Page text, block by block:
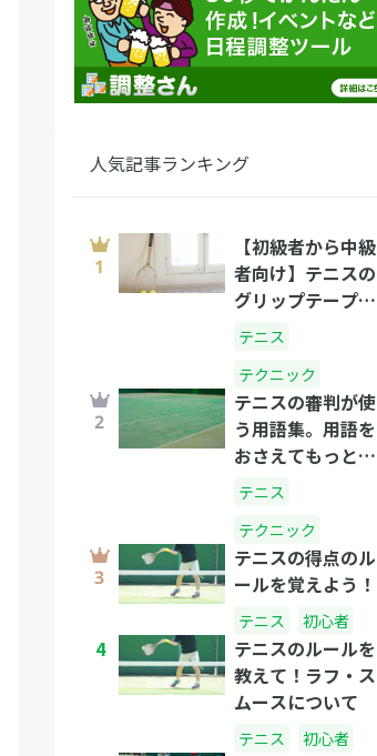
人気記事ランキング
【初級者から中級
者向け】テニスの
グリップテープの
正しい選び方と巻
き方
テニス
テクニック
テニスの審判が使
う用語集。用語を
おさえてもっとテ
ニスを楽しもう！
テニス
テクニック
テニスの得点のル
ールを覚えよう！
テニス 初心者
4
テニスのルールを
教えて！ラフ・ス
ムースについて
テニス 初心者